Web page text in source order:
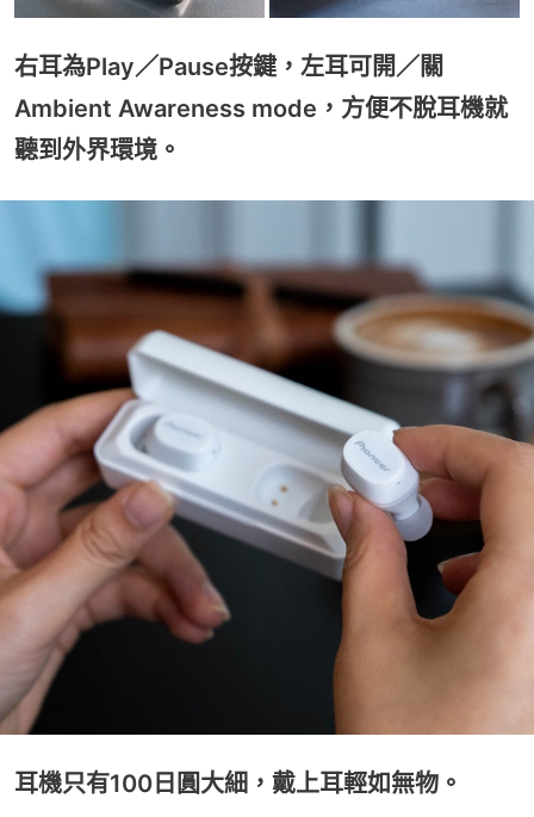
右耳為Play／Pause按鍵，左耳可開／關
Ambient Awareness mode，方便不脫耳機就
聽到外界環境。
耳機只有100日圓大細，戴上耳輕如無物。